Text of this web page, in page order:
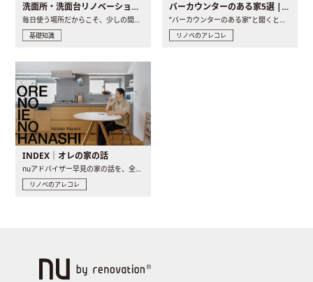
洗面所・洗面台リノベーションの事例と間取りアイデア
毎日使う場所だからこそ、少しの間取りの工夫や素材の選び方で..
基礎知識
バーカウンターのある家5選 | 日常に馴染む“距離の近い”キッチンとは
“バーカウンターのある家”と聞くと、少し特別な、大人のための..
リノベのアレコレ
INDEX｜オレの家の話
nuアドバイザー早見の家の話を、全4話でお届け。リノベーションを..
リノベのアレコレ